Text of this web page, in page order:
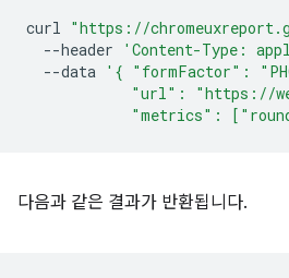
curl "https://
--header
'Content-Type:
--data '{ "formFactor":
"url": "https://
"metrics":
다음과 같은 결과가 반환됩니다.